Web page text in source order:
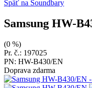
Späť na Soundbary
Samsung HW-
(0 %)
Pr. č.: 197025
PN: HW-B430/EN
Doprava zdarma